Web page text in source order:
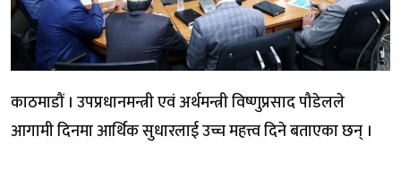
काठमाडौं । उपप्रधानमन्त्री एवं अर्थमन्त्री विष्णुप्रसाद पौडेलले
आगामी दिनमा आर्थिक सुधारलाई उच्च महत्त्व दिने बताएका छन् ।